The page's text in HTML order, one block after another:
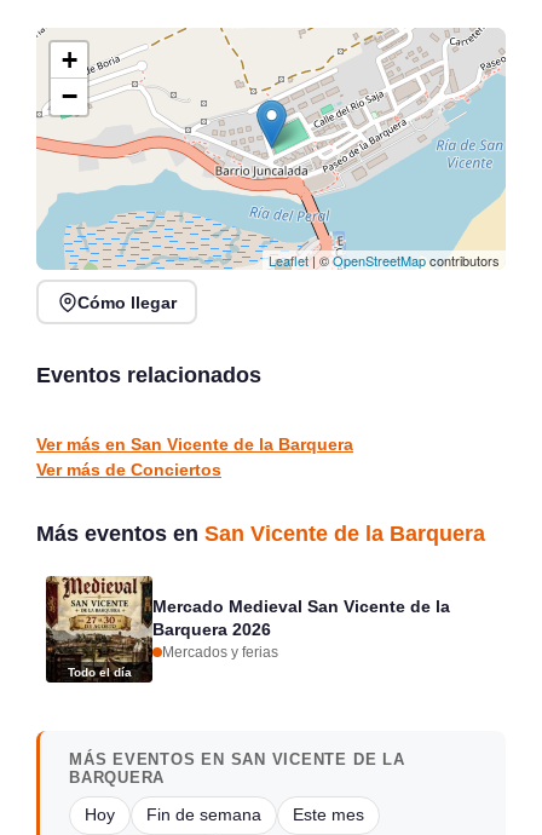
+
−
Leaflet| ©OpenStreetMapcontributors
Cómo llegar
Eventos relacionados
Verano Mix Fiesta de
Santander
Ver más en San Vicente de la Barquera
Ver más de Conciertos
Más eventos en San Vicente de la Barquera
Todo el día
Mercado Medieval San Vicente de la
Barquera 2026
Mercados y ferias
MÁS EVENTOS EN SAN VICENTE DE LA
BARQUERA
Hoy Fin de semana Este mes